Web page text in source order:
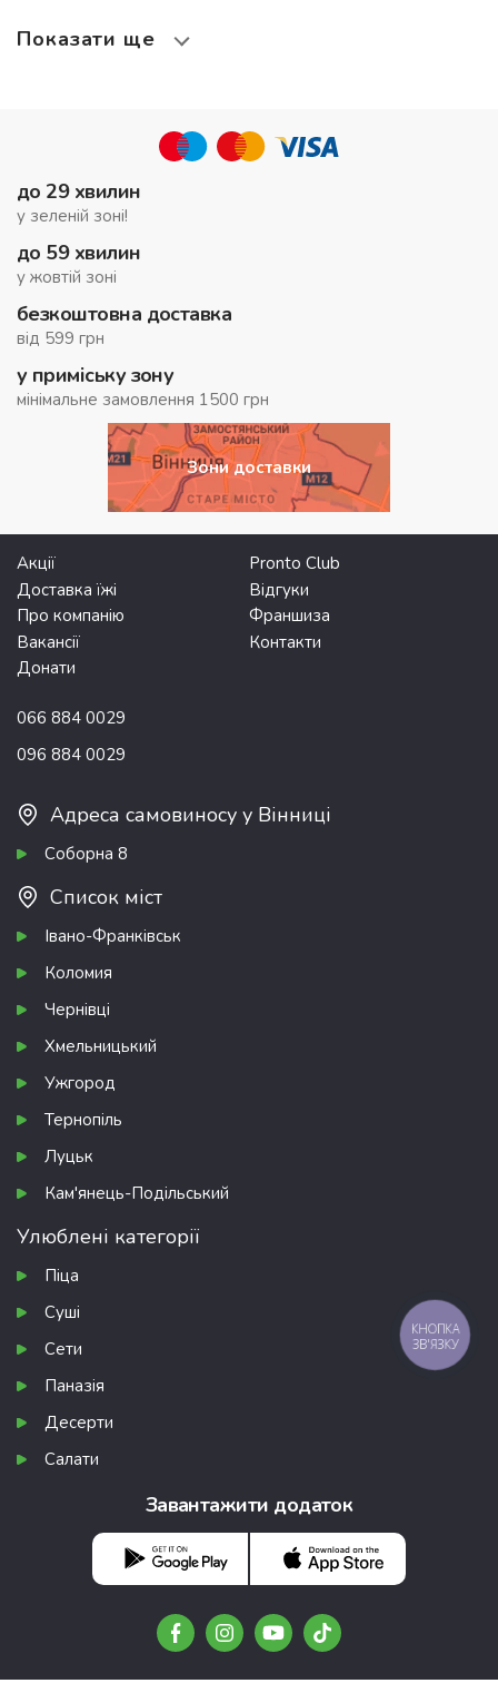
Показати ще
до 29 хвилин
у зеленій зоні!
до 59 хвилин
у жовтій зоні
безкоштовна доставка
від 599 грн
у приміську зону
мінімальне замовлення 1500 грн
Зони доставки
Акції
Pronto Club
Доставка їжі
Відгуки
Про компанію
Франшиза
Вакансії
Контакти
Донати
066 884 0029
096 884 0029
Адреса самовиносу у Вінниці
Соборна 8
Список міст
Івано-Франківськ
Коломия
Чернівці
Хмельницький
Ужгород
Тернопіль
Луцьк
Кам'янець-Подільський
Улюблені категорії
Піца
Суші
Сети
Паназія
Десерти
Салати
Завантажити додаток
КНОПКА
ЗВ'ЯЗКУ